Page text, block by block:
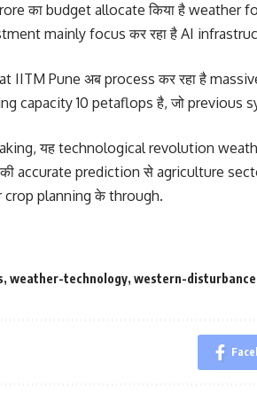
का budget allocate किया है weather
mainly focus कर रहा है AI
IITM Pune अब process कर रहा है
capacity 10 petaflops है, जो previous
यह technological revolution
accurate prediction से agriculture
crop planning के through.
, weather-technology, western-disturbance